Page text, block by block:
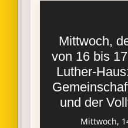
Mittwoch,
von 16 bis
Luther-
und der
Mittwoch,